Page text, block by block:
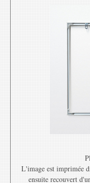
L'image est imprimée
ensuite recouvert